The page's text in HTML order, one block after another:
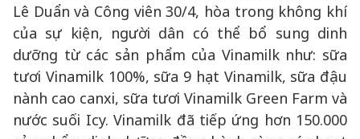
Lê Duẩn và Công viên 30/4, hòa trong không khí
của sự kiện, người dân có thể bổ sung dinh
dưỡng từ các sản phẩm của Vinamilk như: sữa
tươi Vinamilk 100%, sữa 9 hạt Vinamilk, sữa đậu
nành cao canxi, sữa tươi​ Vinamilk Green Farm và
nước suối Icy. Vinamilk đã tiếp ứng hơn 150.000